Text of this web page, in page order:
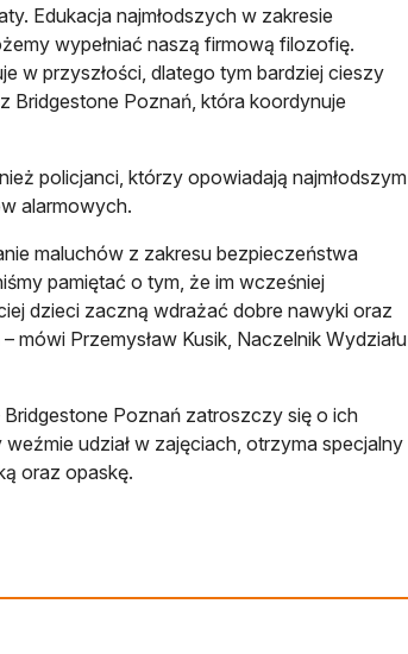
Edukacja najmłodszych w zakresie
wypełniać naszą firmową filozofię.
w przyszłości, dlatego tym bardziej cieszy
Bridgestone Poznań, która koordynuje
policjanci, którzy opowiadają najmłodszym
alarmowych.
maluchów z zakresu bezpieczeństwa
pamiętać o tym, że im wcześniej
dzieci zaczną wdrażać dobre nawyki oraz
Przemysław Kusik, Naczelnik Wydziału
Poznań zatroszczy się o ich
udział w zajęciach, otrzyma specjalny
oraz opaskę.